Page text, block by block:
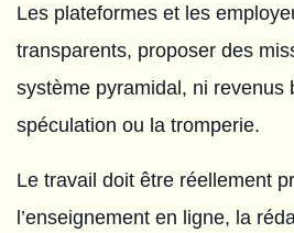
Les plateformes et les
transparents, proposer des
système pyramidal, ni revenus
spéculation ou la tromperie.
Le travail doit être réellement
l’enseignement en ligne, la